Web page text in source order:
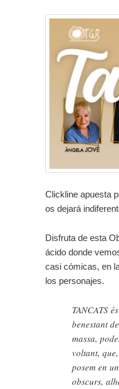
Clickline apuesta
os dejará
Disfruta de esta
ácido donde
casi cómicas, en
los personajes.
TANCATS
benestant
massa,
voltant,
posem en
obscurs,